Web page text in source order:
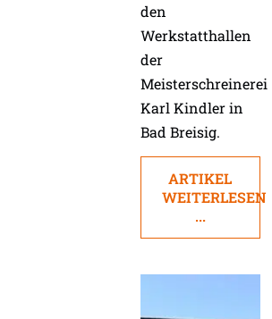
den
Werkstatthallen
der
Meisterschreinerei
Karl Kindler in
Bad Breisig.
ARTIKEL
WEITERLESEN
...